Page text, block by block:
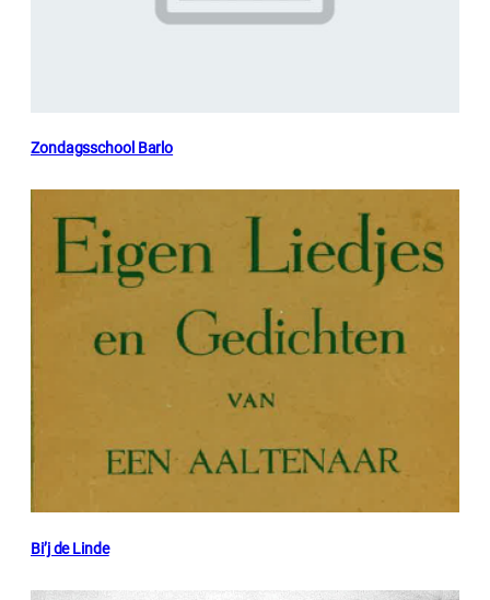
Zondagsschool Barlo
Bi’j de Linde